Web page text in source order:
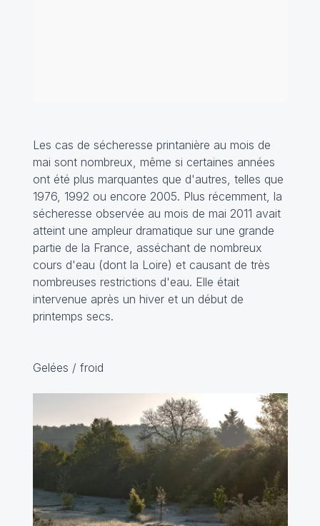
Les cas de sécheresse printanière au mois de
mai sont nombreux, même si certaines années
ont été plus marquantes que d'autres, telles que
1976, 1992 ou encore 2005. Plus récemment, la
sécheresse observée au mois de mai 2011 avait
atteint une ampleur dramatique sur une grande
partie de la France, asséchant de nombreux
cours d'eau (dont la Loire) et causant de très
nombreuses restrictions d'eau. Elle était
intervenue après un hiver et un début de
printemps secs.
Gelées / froid